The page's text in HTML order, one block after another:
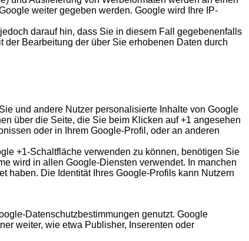
weiter gegeben werden. Google wird Ihre IP-
darauf hin, dass Sie in diesem Fall gegebenenfalls
Bearbeitung der über Sie erhobenen Daten durch
und andere Nutzer personalisierte Inhalte von Google
über die Seite, die Sie beim Klicken auf +1 angesehen
oder in Ihrem Google-Profil, oder an anderen
+1-Schaltfläche verwenden zu können, benötigen Sie
wird in allen Google-Diensten verwendet. In manchen
haben. Die Identität Ihres Google-Profils kann Nutzern
Datenschutzbestimmungen genutzt. Google
weiter, wie etwa Publisher, Inserenten oder